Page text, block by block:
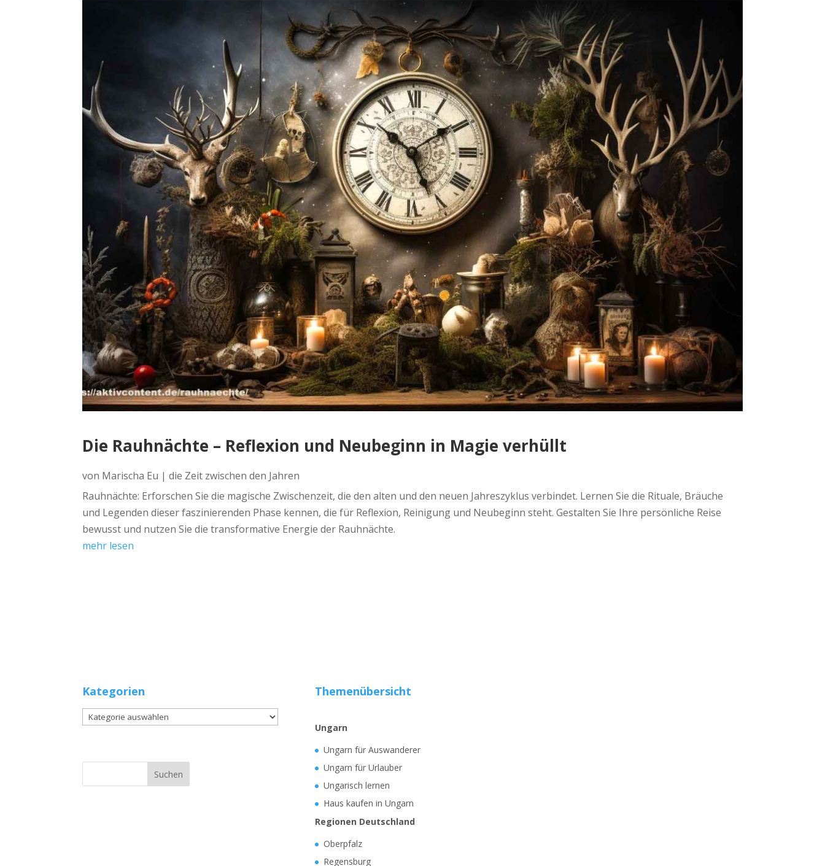
Die Rauhnächte – Reflexion und Neubeginn in Magie verhüllt
von Marischa Eu |die Zeit zwischen den Jahren
Rauhnächte: Erforschen Sie die magische Zwischenzeit, die den alten und den neuen Jahreszyklus verbindet. Lernen Sie die Rituale, Bräuche
und Legenden dieser faszinierenden Phase kennen, die für Reflexion, Reinigung und Neubeginn steht. Gestalten Sie Ihre persönliche Reise
bewusst und nutzen Sie die transformative Energie der Rauhnächte.
mehr lesen
Kategorien
Kategorien
Themenübersicht
Ungarn
Ungarn für Auswanderer
Ungarn für Urlauber
Ungarisch lernen
Haus kaufen in Ungarn
Regionen Deutschland
Oberpfalz
Regensburg